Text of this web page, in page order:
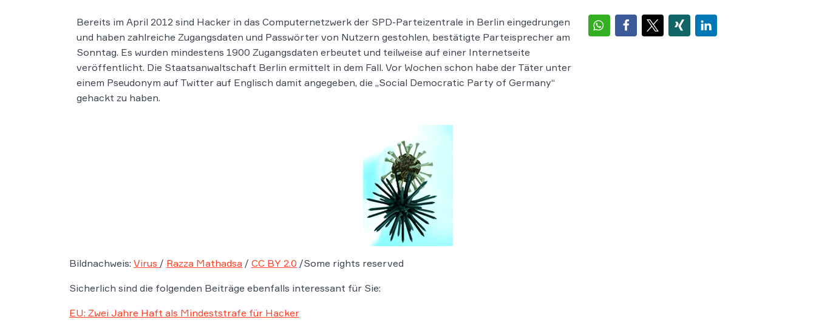
Bereits im April 2012 sind Hacker in das Computernetzwerk der SPD-Parteizentrale in Berlin eingedrungen
und haben zahlreiche Zugangsdaten und Passwörter von Nutzern gestohlen, bestätigte Parteisprecher am
Sonntag. Es wurden mindestens 1900 Zugangsdaten erbeutet und teilweise auf einer Internetseite
veröffentlicht. Die Staatsanwaltschaft Berlin ermittelt in dem Fall. Vor Wochen schon habe der Täter unter
einem Pseudonym auf Twitter auf Englisch damit angegeben, die „Social Democratic Party of Germany“
gehackt zu haben.
Bildnachweis: Virus / Razza Mathadsa / CC BY 2.0 /Some rights reserved
Sicherlich sind die folgenden Beiträge ebenfalls interessant für Sie:
EU: Zwei Jahre Haft als Mindeststrafe für Hacker